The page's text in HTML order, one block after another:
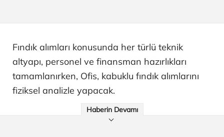
Fındık alımları konusunda her türlü teknik
altyapı, personel ve finansman hazırlıkları
tamamlanırken, Ofis, kabuklu fındık alımlarını
fiziksel analizle yapacak.
Haberin Devamı